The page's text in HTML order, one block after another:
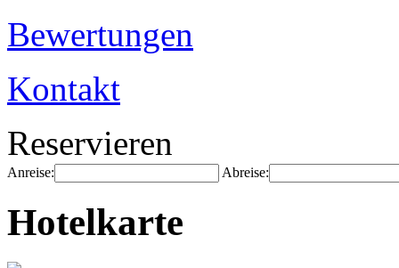
Bewertungen
Kontakt
Reservieren
Anreise: Abreise:
Hotelkarte